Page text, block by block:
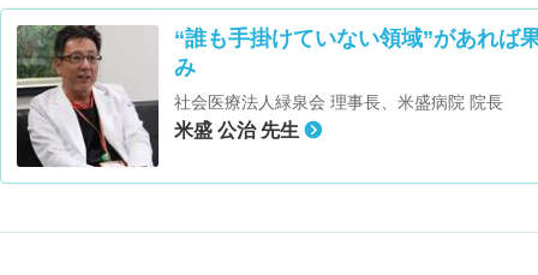
“誰も手掛けていない領域”があれば
み
社会医療法人緑泉会 理事長、米盛病院 院長
米盛 公治 先生